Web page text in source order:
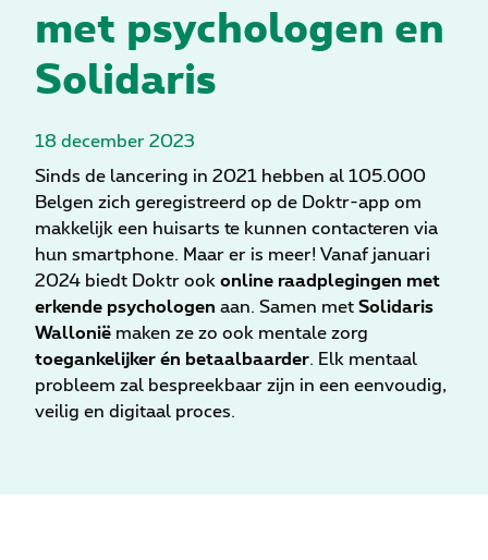
met psychologen en
Solidaris
18 december 2023
Sinds de lancering in 2021 hebben al 105.000
Belgen zich geregistreerd op de Doktr-app om
makkelijk een huisarts te kunnen contacteren via
hun smartphone. Maar er is meer! Vanaf januari
2024 biedt Doktr ook online raadplegingen met
erkende psychologen aan. Samen met Solidaris
Wallonië maken ze zo ook mentale zorg
toegankelijker én betaalbaarder. Elk mentaal
probleem zal bespreekbaar zijn in een eenvoudig,
veilig en digitaal proces.